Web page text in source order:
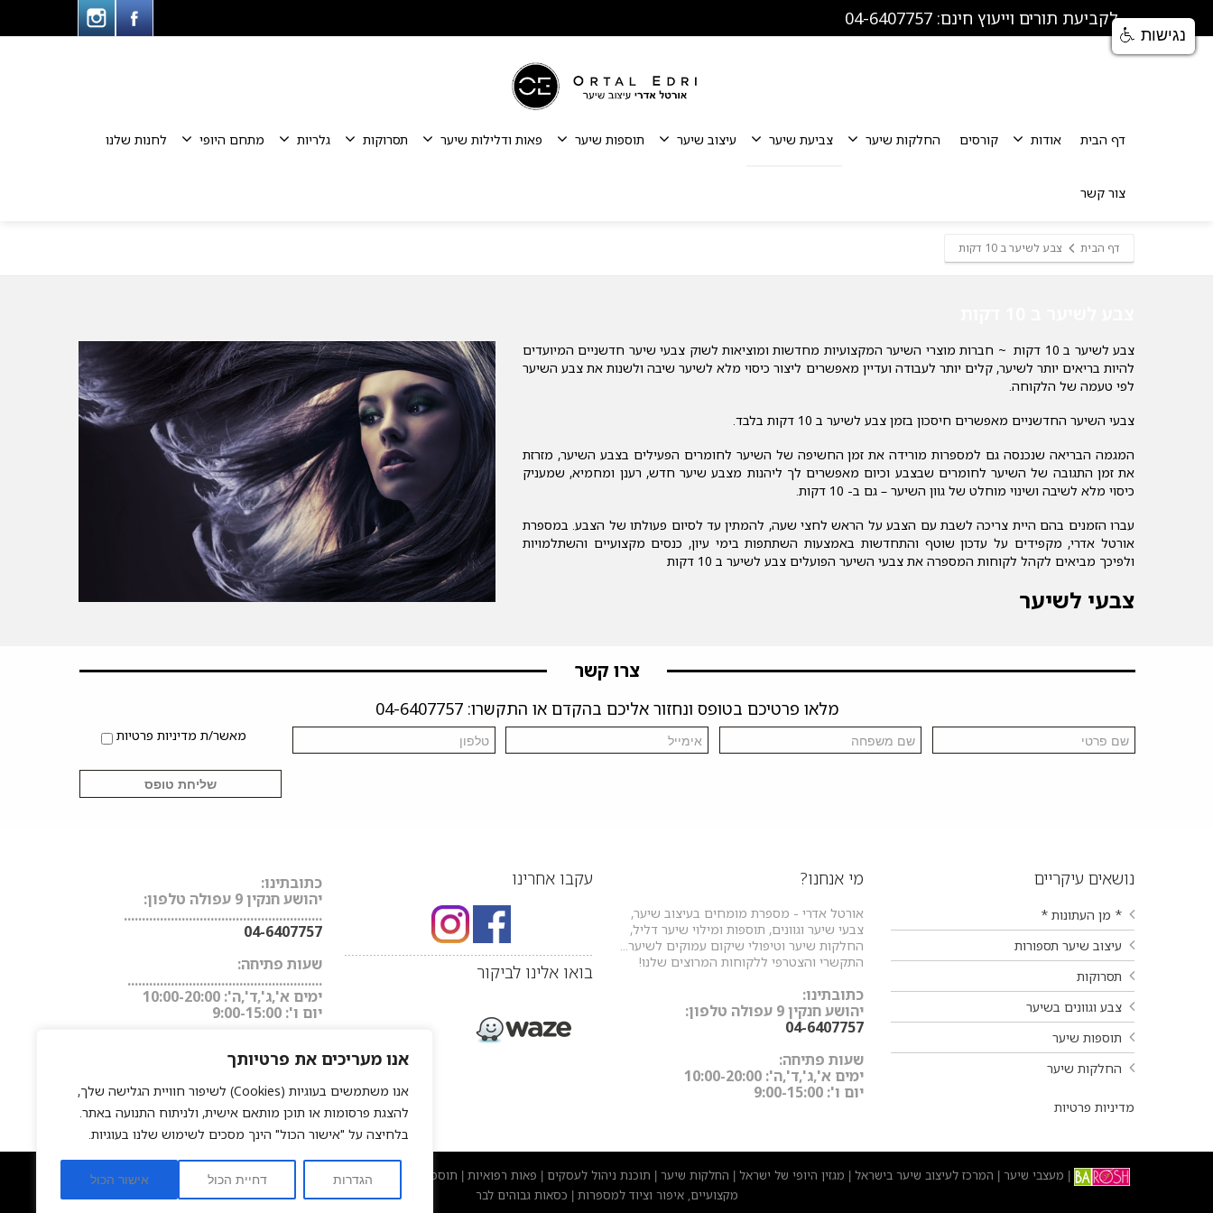
אנו מעריכים את פרטיותך
אנו משתמשים בעוגיות (Cookies) לשיפור חוויית הגלישה שלך,
להצגת פרסומות או תוכן מותאם אישית, ולניתוח התנועה באתר.
בלחיצה על "אישור הכול" הינך מסכים לשימוש שלנו בעוגיות.
הגדרות דחיית הכול אישור הכול
לקביעת תורים וייעוץ חינם: 04-6407757
דף הבית אודות קורסים החלקות שיער צביעת שיער עיצוב שיער תוספות שיער פאות ודלילות שיער תסרוקות גלריות מתחם היופי לחנות שלנו
צור קשר
צבע לשיער ב 10 דקות דף הבית
צבע לשיער ב 10 דקות ~ חברות מוצרי השיער המקצועיות מחדשות ומוציאות לשוק צבעי שיער חדשניים המיועדים
להיות בריאים יותר לשיער, קלים יותר לעבודה ועדיין מאפשרים ליצור כיסוי מלא לשיער שיבה ולשנות את צבע השיער
לפי טעמה של הלקוחה.
צבעי השיער החדשניים מאפשרים חיסכון בזמן צבע לשיער ב 10 דקות בלבד.
המגמה הבריאה שנכנסה גם למספרות מורידה את זמן החשיפה של השיער לחומרים הפעילים בצבע השיער, מזרזת
את זמן התגובה של השיער לחומרים שבצבע וכיום מאפשרים לך ליהנות מצבע שיער חדש, רענן ומחמיא, שמעניק
כיסוי מלא לשיבה ושינוי מוחלט של גוון השיער – גם ב- 10 דקות.
עברו הזמנים בהם היית צריכה לשבת עם הצבע על הראש לחצי שעה, להמתין עד לסיום פעולתו של הצבע. במספרת
אורטל אדרי, מקפידים על עדכון שוטף והתחדשות באמצעות השתתפות בימי עיון, כנסים מקצועיים והשתלמויות
ולפיכך מביאים לקהל לקוחות המספרה את צבעי השיער הפועלים צבע לשיער ב 10 דקות
צבעי לשיער
צרו קשר
מלאו פרטיכם בטופס ונחזור אליכם בהקדם או התקשרו: 04-6407757
מאשר/ת מדיניות פרטיות
כתובתינו:
יהושע חנקין 9 עפולה טלפון:
.......................................................
04-6407757
שעות פתיחה:
......................................................
ימים א',ג',ד',ה': 10:00-20:00
יום ו': 9:00-15:00
עקבו אחרינו
בואו אלינו לביקור
מי אנחנו?
אורטל אדרי - מספרת מומחים בעיצוב שיער,
צבעי שיער וגוונים, תוספות ומילוי שיער דליל,
החלקות שיער וטיפולי שיקום עמוקים לשיער...
התקשרי והצטרפי ללקוחות המרוצים שלנו!
כתובתינו:
יהושע חנקין 9 עפולה טלפון:
04-6407757
שעות פתיחה:
ימים א',ג',ד',ה': 10:00-20:00
יום ו': 9:00-15:00
נושאים עיקריים
* מן העתונות *
עיצוב שיער תספורות
תסרוקות
צבע וגוונים בשיער
תוספות שיער
החלקות שיער
מדיניות פרטיות
מעצבי שיער המרכז לעיצוב שיער בישראל מגזין היופי של ישראל החלקות שיער תוכנת ניהול לעסקים פאות רפואיות תוספות שיער החלקה יפנית פאות משיער טבעי|חנות אונליין למוצרי שיער
מקצועיים, איפור וציוד למספרות | כסאות גבוהים לבר
נגישות